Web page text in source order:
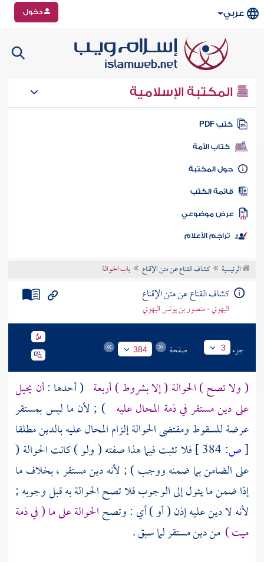
عربي دخول
المكتبة الإسلامية
كتب PDF
كتاب الأمة
المكتبة
الكتب
موضوعي
تراجم الأعلام
الرئيسية كشاف القناع عن متن الإقناع باب الحوالة
كشاف القناع عن متن الإقناع
البهوتي - منصور بن يونس البهوتي
جزء 3 صفحة 384
( ولا تصح ) الحوالة ( إلا بشروط ) أربعة ( أحدها :أن يحيل
على دين مستقر في ذمة المحال عليه ) ; لأن ما ليس بمستقر
عرضة للسقوط ومقتضى الحوالة إلزام المحال عليه بالدين مطلقا
[ص:
فلا تثبت فيما هذا صفته ( ولو ) كانت الحوالة (
على الضامن بما ضمنه ووجب ) ; لأنه دين مستقر ، بخلاف ما
إذا ضمن ما يئول إلى الوجوب فلا تصح الحوالة به قبل وجوبه ;
لأنه لا دين عليه إذن ( أو ) أي : وتصحالحوالة على ما ( في ذمة
ميت ) من دين مستقر لما سبق .